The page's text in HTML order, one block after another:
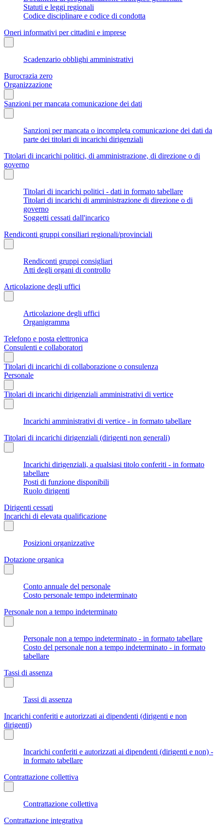
Statuti e leggi regionali
Codice disciplinare e codice di condotta
Oneri informativi per cittadini e imprese
Scadenzario obblighi amministrativi
Burocrazia zero
Organizzazione
Sanzioni per mancata comunicazione dei dati
Sanzioni per mancata o incompleta comunicazione dei dati da
parte dei titolari di incarichi dirigenziali
Titolari di incarichi politici, di amministrazione, di direzione o di
governo
Titolari di incarichi politici - dati in formato tabellare
Titolari di incarichi di amministrazione di direzione o di
governo
Soggetti cessati dall'incarico
Rendiconti gruppi consiliari regionali/provinciali
Rendiconti gruppi consigliari
Atti degli organi di controllo
Articolazione degli uffici
Articolazione degli uffici
Organigramma
Telefono e posta elettronica
Consulenti e collaboratori
Titolari di incarichi di collaborazione o consulenza
Personale
Titolari di incarichi dirigenziali amministrativi di vertice
Incarichi amministrativi di vertice - in formato tabellare
Titolari di incarichi dirigenziali (dirigenti non generali)
Incarichi dirigenziali, a qualsiasi titolo conferiti - in formato
tabellare
Posti di funzione disponibili
Ruolo dirigenti
Dirigenti cessati
Incarichi di elevata qualificazione
Posizioni organizzative
Dotazione organica
Conto annuale del personale
Costo personale tempo indeterminato
Personale non a tempo indeterminato
Personale non a tempo indeterminato - in formato tabellare
Costo del personale non a tempo indeterminato - in formato
tabellare
Tassi di assenza
Tassi di assenza
Incarichi conferiti e autorizzati ai dipendenti (dirigenti e non
dirigenti)
Incarichi conferiti e autorizzati ai dipendenti (dirigenti e non) -
in formato tabellare
Contrattazione collettiva
Contrattazione collettiva
Contrattazione integrativa